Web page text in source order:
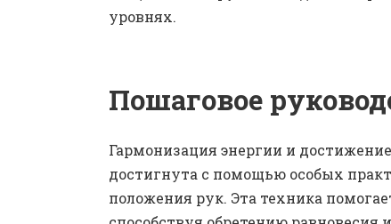
уровнях.
Пошаговое
Гармонизация энергии и
достигнута с помощью особых
положения рук. Эта техника